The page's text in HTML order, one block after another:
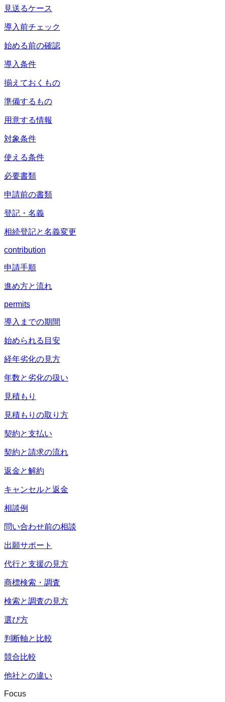
見送るケース
導入前チェック
始める前の確認
導入条件
揃えておくもの
準備するもの
用意する情報
対象条件
使える条件
必要書類
申請前の書類
登記・名義
相続登記と名義変更
contribution
申請手順
進め方と流れ
permits
導入までの期間
始められる目安
経年劣化の見方
年数と劣化の扱い
見積もり
見積もりの取り方
契約と支払い
契約と請求の流れ
返金と解約
キャンセルと返金
相談例
問い合わせ前の相談
出願サポート
代行と支援の見方
商標検索・調査
検索と調査の見方
選び方
判断軸と比較
競合比較
他社との違い
Focus